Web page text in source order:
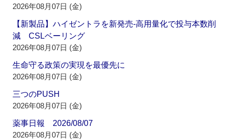
2026年08月07日 (金)
【新製品】ハイゼントラを新発売‐高用量化で投与本数削
減 CSLベーリング
2026年08月07日 (金)
生命守る政策の実現を最優先に
2026年08月07日 (金)
三つのPUSH
2026年08月07日 (金)
薬事日報 2026/08/07
2026年08月07日 (金)